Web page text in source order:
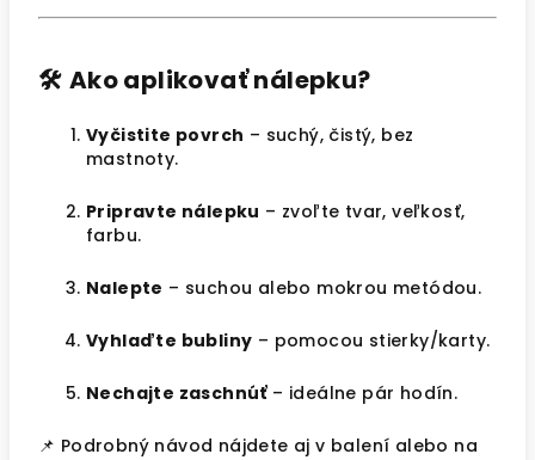
🛠️ Ako aplikovať nálepku?
Vyčistite povrch – suchý, čistý, bez
mastnoty.
Pripravte nálepku – zvoľte tvar, veľkosť,
farbu.
Nalepte – suchou alebo mokrou metódou.
Vyhlaďte bubliny – pomocou stierky/karty.
Nechajte zaschnúť– ideálne pár hodín.
📌 Podrobný návod nájdete aj v balení alebo na